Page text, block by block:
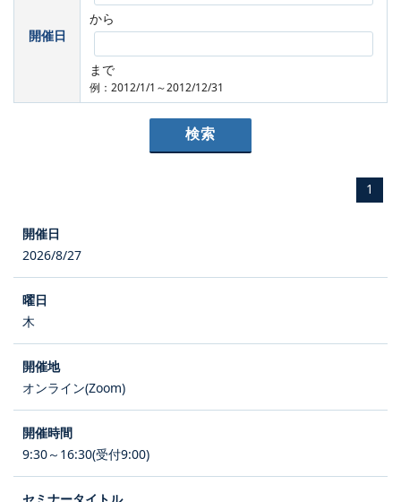
開催日
から
まで
例：2012/1/1～2012/12/31
1
2026/8/27
木
オンライン(Zoom)
9:30～16:30(受付9:00)